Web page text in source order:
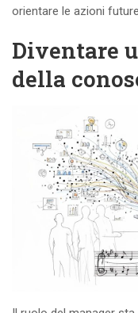
orientare le azioni
Diventare
della